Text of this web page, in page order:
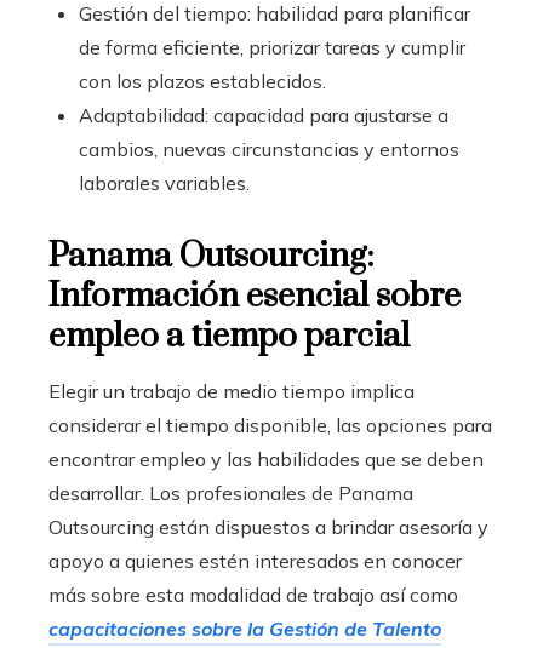
Gestión del tiempo: habilidad para planificar
de forma eficiente, priorizar tareas y cumplir
con los plazos establecidos.
Adaptabilidad: capacidad para ajustarse a
cambios, nuevas circunstancias y entornos
laborales variables.
Panama Outsourcing:
Información esencial sobre
empleo a tiempo parcial
Elegir un trabajo de medio tiempo implica
considerar el tiempo disponible, las opciones para
encontrar empleo y las habilidades que se deben
desarrollar. Los profesionales de Panama
Outsourcing están dispuestos a brindar asesoría y
apoyo a quienes estén interesados en conocer
más sobre esta modalidad de trabajo así como
capacitaciones sobre la Gestión de Talento